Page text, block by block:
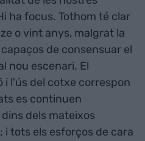
ha focus. Tothom té clar
o vint anys, malgrat la
de consensuar el
nou escenari. El
i l'ús del cotxe correspon
es continuen
dels mateixos
tots els esforços de cara